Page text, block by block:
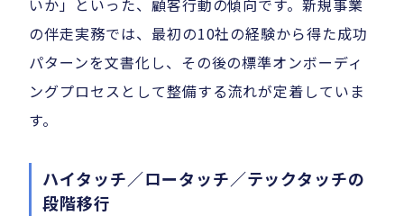
いか」といった、顧客行動の傾向です。新規事業
の伴走実務では、最初の10社の経験から得た成功
パターンを文書化し、その後の標準オンボーディ
ングプロセスとして整備する流れが定着していま
す。
ハイタッチ／ロータッチ／テックタッチの
段階移行